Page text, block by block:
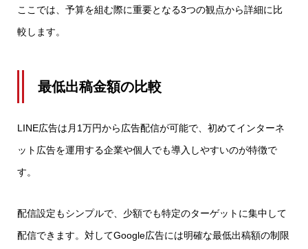
ここでは、予算を組む際に重要となる3つの観点から詳細に比
較します。
最低出稿金額の比較
LINE広告は月1万円から広告配信が可能で、初めてインターネ
ット広告を運用する企業や個人でも導入しやすいのが特徴で
す。
配信設定もシンプルで、少額でも特定のターゲットに集中して
配信できます。対してGoogle広告には明確な最低出稿額の制限